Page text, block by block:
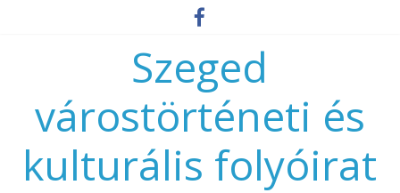
Szeged
várostörténeti és
kulturális folyóirat